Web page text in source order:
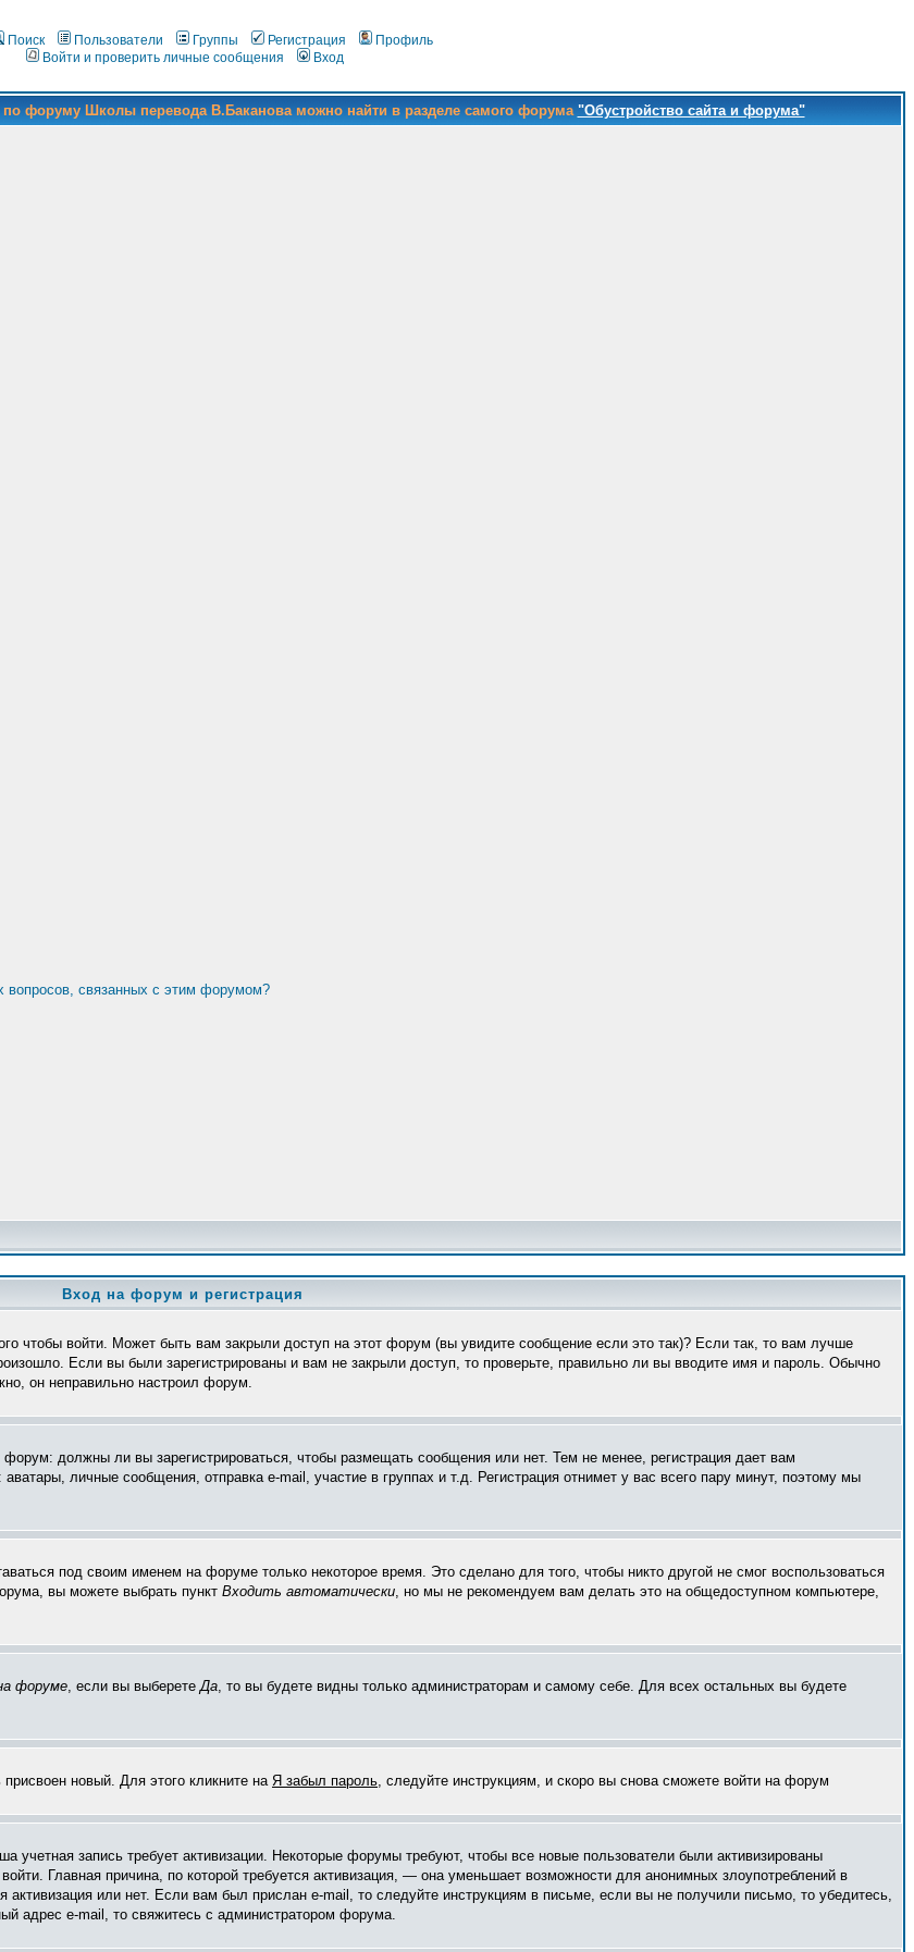
Поиск Пользователи Группы Регистрация
Профиль
Войти и проверить личные сообщения
Вход
форуму Школы перевода В.Баканова можно найти в разделе самого форума"Обустройство сайта и форума"
вопросов, связанных с этим форумом?
Вход на форум и регистрация
чтобы войти. Может быть вам закрыли доступ на этот форум (вы увидите сообщение если это так)? Если так, то вам лучше
Если вы были зарегистрированы и вам не закрыли доступ, то проверьте, правильно ли вы вводите имя и пароль. Обычно
он неправильно настроил форум.
должны ли вы зарегистрироваться, чтобы размещать сообщения или нет. Тем не менее, регистрация дает вам
личные сообщения, отправка e-mail, участие в группах и т.д. Регистрация отнимет у вас всего пару минут, поэтому мы
под своим именем на форуме только некоторое время. Это сделано для того, чтобы никто другой не смог воспользоваться
вы можете выбрать пункт Входить автоматически, но мы не рекомендуем вам делать это на общедоступном компьютере,
форуме, если вы выберетеДа, то вы будете видны только администраторам и самому себе. Для всех остальных вы будете
новый. Для этого кликните на Я забыл пароль, следуйте инструкциям, и скоро вы снова сможете войти на форум
запись требует активизации. Некоторые форумы требуют, чтобы все новые пользователи были активизированы
Главная причина, по которой требуется активизация, — она уменьшает возможности для анонимных злоупотреблений в
или нет. Если вам был прислан e-mail, то следуйте инструкциям в письме, если вы не получили письмо, то убедитесь,
адрес e-mail, то свяжитесь с администратором форума.